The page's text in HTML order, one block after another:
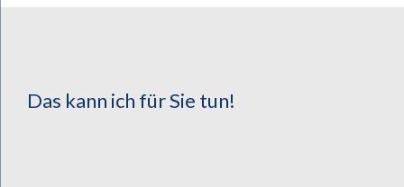
Das kann ich für Sie tun!